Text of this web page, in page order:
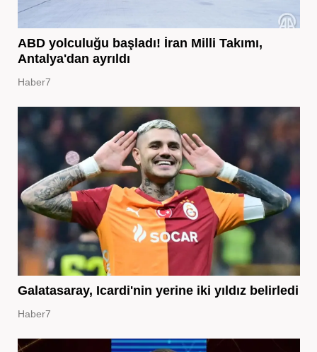
ABD yolculuğu başladı! İran Milli Takımı,
Antalya'dan ayrıldı
Haber7
Galatasaray, Icardi'nin yerine iki yıldız belirledi
Haber7